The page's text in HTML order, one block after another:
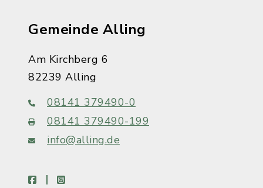
Gemeinde Alling
Am Kirchberg 6
82239 Alling
08141 379490-0
08141 379490-199
info@alling.de
facebookinstagram